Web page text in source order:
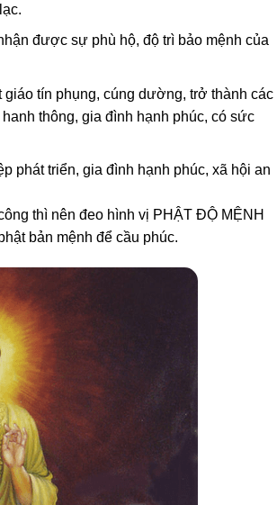
được sự phù hộ, độ trì bảo mệnh của
tín phụng, cúng dường, trở thành các
thông, gia đình hạnh phúc, có sức
phát triển, gia đình hạnh phúc, xã hội an
thì nên đeo hình vị PHẬT ĐỘ MỆNH
bản mệnh để cầu phúc.